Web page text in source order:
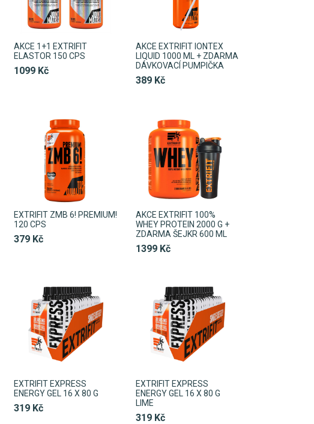
AKCE 1+1 EXTRIFIT
ELASTOR 150 CPS
1099 Kč
AKCE EXTRIFIT IONTEX
LIQUID 1000 ML + ZDARMA
DÁVKOVACÍ PUMPIČKA
389 Kč
EXTRIFIT ZMB 6! PREMIUM!
120 CPS
379 Kč
AKCE EXTRIFIT 100%
WHEY PROTEIN 2000 G +
ZDARMA ŠEJKR 600 ML
1399 Kč
EXTRIFIT EXPRESS
ENERGY GEL 16 X 80 G
319 Kč
EXTRIFIT EXPRESS
ENERGY GEL 16 X 80 G
LIME
319 Kč